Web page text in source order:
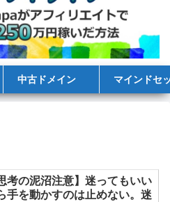
中古ドメイン マインドセ
考の泥沼注意】迷ってもいい
手を動かすのは止めない。迷